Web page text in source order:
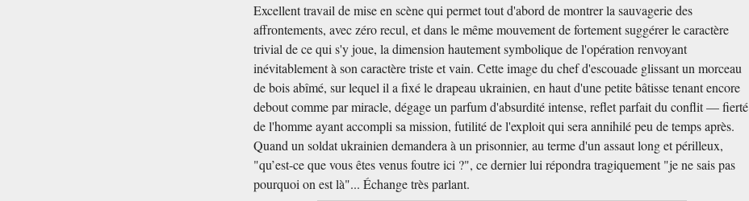
Excellent travail de mise en scène qui permet tout d'abord de montrer la sauvagerie des
affrontements, avec zéro recul, et dans le même mouvement de fortement suggérer le caractère
trivial de ce qui s'y joue, la dimension hautement symbolique de l'opération renvoyant
inévitablement à son caractère triste et vain. Cette image du chef d'escouade glissant un morceau
de bois abîmé, sur lequel il a fixé le drapeau ukrainien, en haut d'une petite bâtisse tenant encore
debout comme par miracle, dégage un parfum d'absurdité intense, reflet parfait du conflit — fierté
de l'homme ayant accompli sa mission, futilité de l'exploit qui sera annihilé peu de temps après.
Quand un soldat ukrainien demandera à un prisonnier, au terme d'un assaut long et périlleux,
"qu’est-ce que vous êtes venus foutre ici ?", ce dernier lui répondra tragiquement "je ne sais pas
pourquoi on est là"... Échange très parlant.